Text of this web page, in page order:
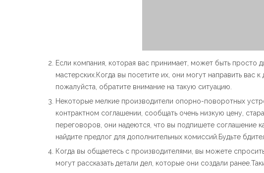
Если компания, которая вас принимает, может быть просто
мастерских.Когда вы посетите их, они могут направить
пожалуйста, обратите внимание на такую ​​​​ситуацию.
Некоторые мелкие производители опорно-поворотных
контрактном соглашении, сообщать очень низкую цену,
переговоров, они надеются, что вы подпишете соглашение
найдите предлог для дополнительных комиссий.Будьте
Когда вы общаетесь с производителями, вы можете
могут рассказать детали дел, которые они создали